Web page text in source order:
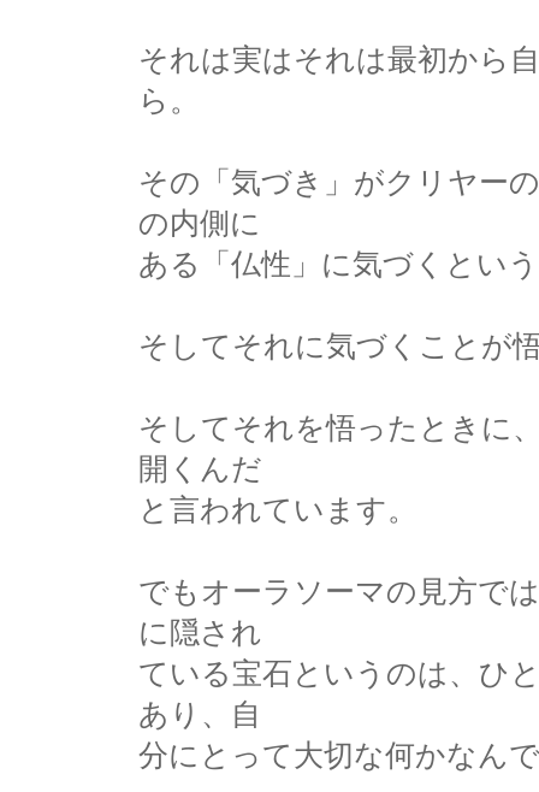
それは実はそれは最初から
ら。
その「気づき」がクリヤー
の内側に
ある「仏性」に気づくとい
そしてそれに気づくことが
そしてそれを悟ったときに
開くんだ
と言われています。
でもオーラソーマの見方で
に隠され
ている宝石というのは、ひ
あり、自
分にとって大切な何かなん